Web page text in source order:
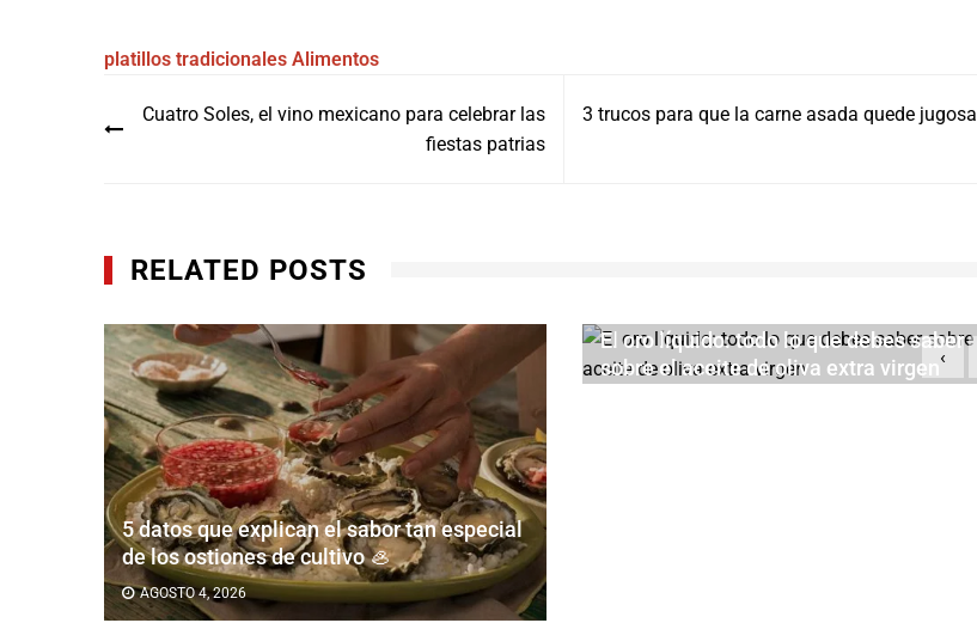
platillos tradicionales Alimentos
Navegación
de
Cuatro Soles, el vino mexicano para celebrar las
fiestas patrias
3 trucos para que la carne asada quede jugosa
RELATED POSTS
5 datos que explican el sabor tan especial
de los ostiones de cultivo 🦪
AGOSTO 4, 2026
El oro líquido: todo lo que debes saber
sobre el aceite de oliva extra virgen‹